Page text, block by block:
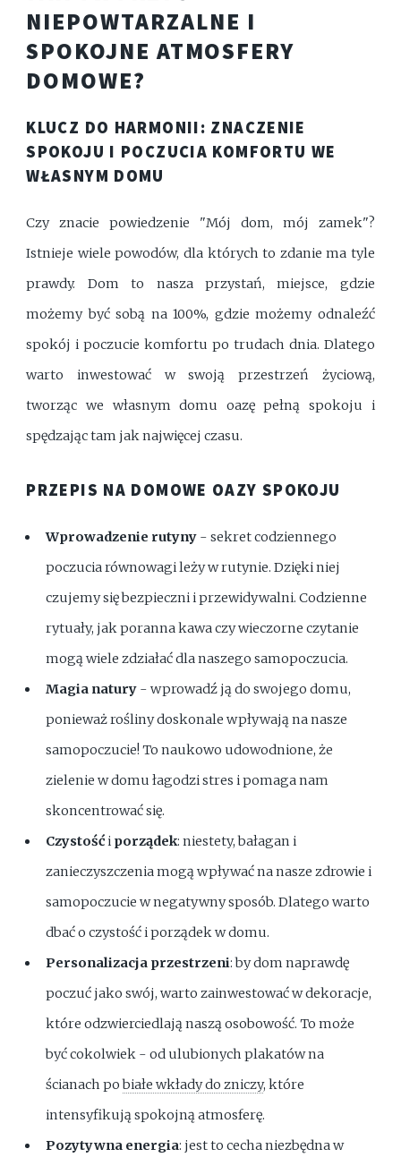
NIEPOWTARZALNE I
SPOKOJNE ATMOSFERY
DOMOWE?
KLUCZ DO HARMONII: ZNACZENIE
SPOKOJU I POCZUCIA KOMFORTU WE
WŁASNYM DOMU
Czy znacie powiedzenie "Mój dom, mój zamek"?
Istnieje wiele powodów, dla których to zdanie ma tyle
prawdy. Dom to nasza przystań, miejsce, gdzie
możemy być sobą na 100%, gdzie możemy odnaleźć
spokój i poczucie komfortu po trudach dnia. Dlatego
warto inwestować w swoją przestrzeń życiową,
tworząc we własnym domu oazę pełną spokoju i
spędzając tam jak najwięcej czasu.
PRZEPIS NA DOMOWE OAZY SPOKOJU
Wprowadzenie rutyny - sekret codziennego
poczucia równowagi leży w rutynie. Dzięki niej
czujemy się bezpieczni i przewidywalni. Codzienne
rytuały, jak poranna kawa czy wieczorne czytanie
mogą wiele zdziałać dla naszego samopoczucia.
Magia natury - wprowadź ją do swojego domu,
ponieważ rośliny doskonale wpływają na nasze
samopoczucie! To naukowo udowodnione, że
zielenie w domu łagodzi stres i pomaga nam
skoncentrować się.
Czystośći porządek: niestety, bałagan i
zanieczyszczenia mogą wpływać na nasze zdrowie i
samopoczucie w negatywny sposób. Dlatego warto
dbać o czystość i porządek w domu.
Personalizacja przestrzeni: by dom naprawdę
poczuć jako swój, warto zainwestować w dekoracje,
które odzwierciedlają naszą osobowość. To może
być cokolwiek - od ulubionych plakatów na
ścianach pobiałe wkłady do zniczy, które
intensyfikują spokojną atmosferę.
Pozytywna energia: jest to cecha niezbędna w